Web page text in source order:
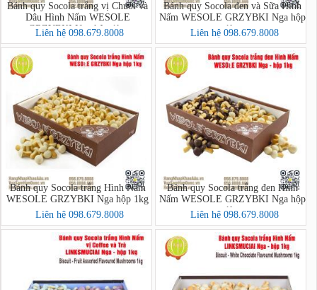
Bánh quy Socola trắng vị Chuối và
Dâu Hình Nấm WESOLE
GRZYBKI Nga hộp 1kg
Liên hệ 098.679.8008
Bánh quy Socola đen và Sữa Hình
Nấm WESOLE GRZYBKI Nga hộp
1kg
Liên hệ 098.679.8008
Bánh quy Socola trắng Hình Nấm
WESOLE GRZYBKI Nga hộp 1kg
Liên hệ 098.679.8008
Bánh quy Socola trắng đen Hình
Nấm WESOLE GRZYBKI Nga hộp
1kg
Liên hệ 098.679.8008